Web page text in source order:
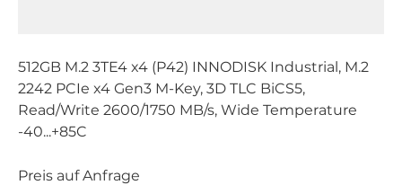
512GB M.2 3TE4 x4 (P42) INNODISK Industrial, M.2
2242 PCIe x4 Gen3 M-Key, 3D TLC BiCS5,
Read/Write 2600/1750 MB/s, Wide Temperature
-40...+85C
Preis auf Anfrage